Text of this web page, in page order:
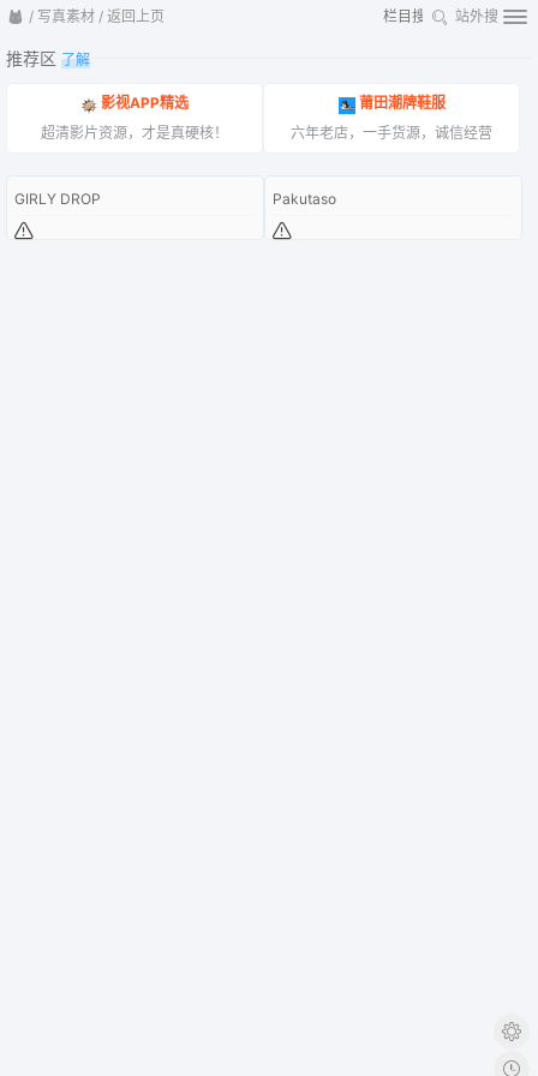
/ 写真素材 / 返回上页 站外搜
推荐区 了解
影视APP精选
超清影片资源，才是真硬核！
莆田潮牌鞋服
六年老店，一手货源，诚信经营
GIRLY DROP Pakutaso